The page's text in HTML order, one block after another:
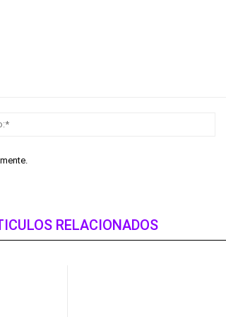
RELACIONADOS